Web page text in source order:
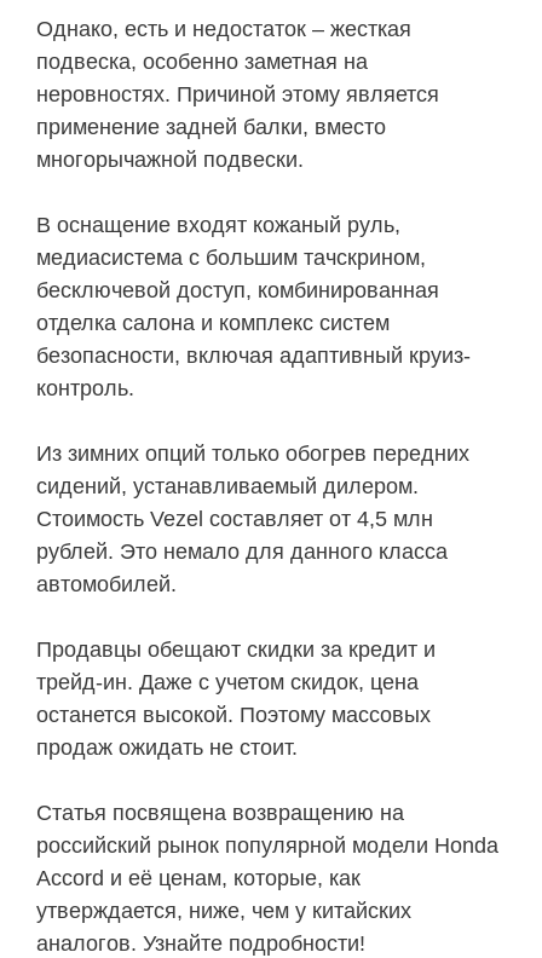
Однако, есть и недостаток – жесткая
подвеска, особенно заметная на
неровностях. Причиной этому является
применение задней балки, вместо
многорычажной подвески.
В оснащение входят кожаный руль,
медиасистема с большим тачскрином,
бесключевой доступ, комбинированная
отделка салона и комплекс систем
безопасности, включая адаптивный круиз-
контроль.
Из зимних опций только обогрев передних
сидений, устанавливаемый дилером.
Стоимость Vezel составляет от 4,5 млн
рублей. Это немало для данного класса
автомобилей.
Продавцы обещают скидки за кредит и
трейд-ин. Даже с учетом скидок, цена
останется высокой. Поэтому массовых
продаж ожидать не стоит.
Статья посвящена возвращению на
российский рынок популярной модели Honda
Accord и её ценам, которые, как
утверждается, ниже, чем у китайских
аналогов. Узнайте подробности!